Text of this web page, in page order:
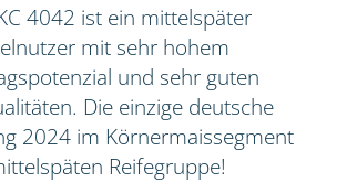
4042 ist ein mittelspäter
mit sehr hohem
und sehr guten
Die einzige deutsche
2024 im Körnermaissegment
Reifegruppe!